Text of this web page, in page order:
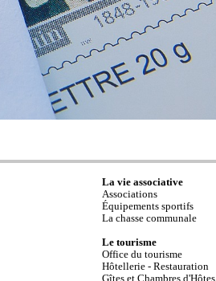
La vie associative
Associations
Équipements sportifs
La chasse communale
Le tourisme
Office du tourisme
Hôtellerie - Restauration
Gîtes et Chambres d'Hôtes